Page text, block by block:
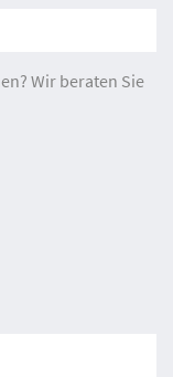
Wir beraten Sie